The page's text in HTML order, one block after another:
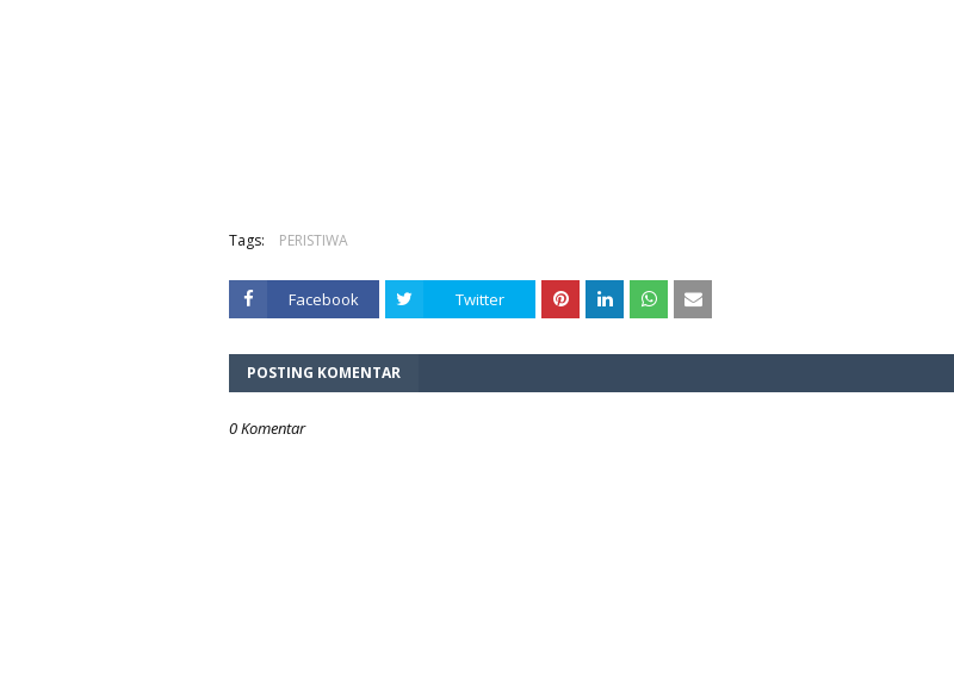
Tags: PERISTIWA
Facebook Twitter
POSTING KOMENTAR
0 Komentar